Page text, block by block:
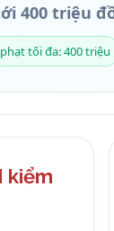
400 triệu
tối đa: 400 triệu
kiểm